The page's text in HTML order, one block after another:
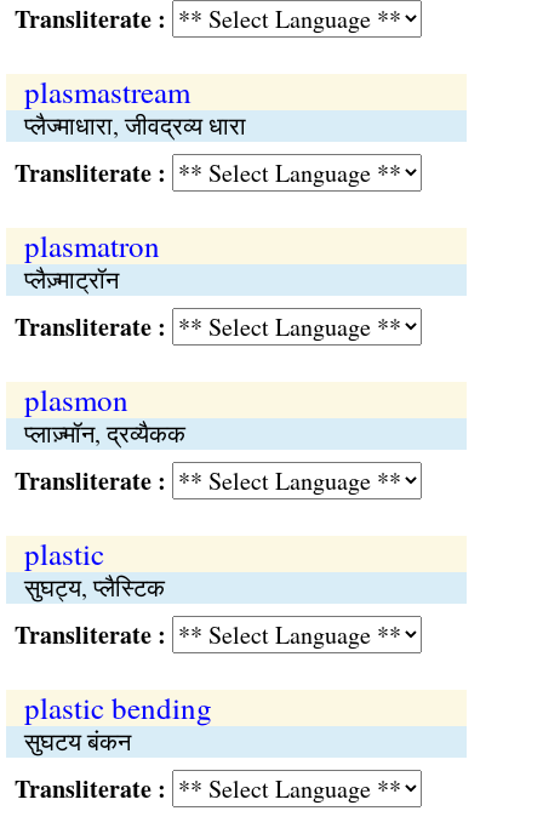
:
plasmastream
प्लैज्माधारा, जीवद्रव्य धारा
:
plasmatron
प्लैज़्माट्रॉन
:
plasmon
प्लाज़्मॉन, द्रव्यैकक
:
plastic
सुघट्य, प्लैस्टिक
:
plastic bending
सुघटय बंकन
: